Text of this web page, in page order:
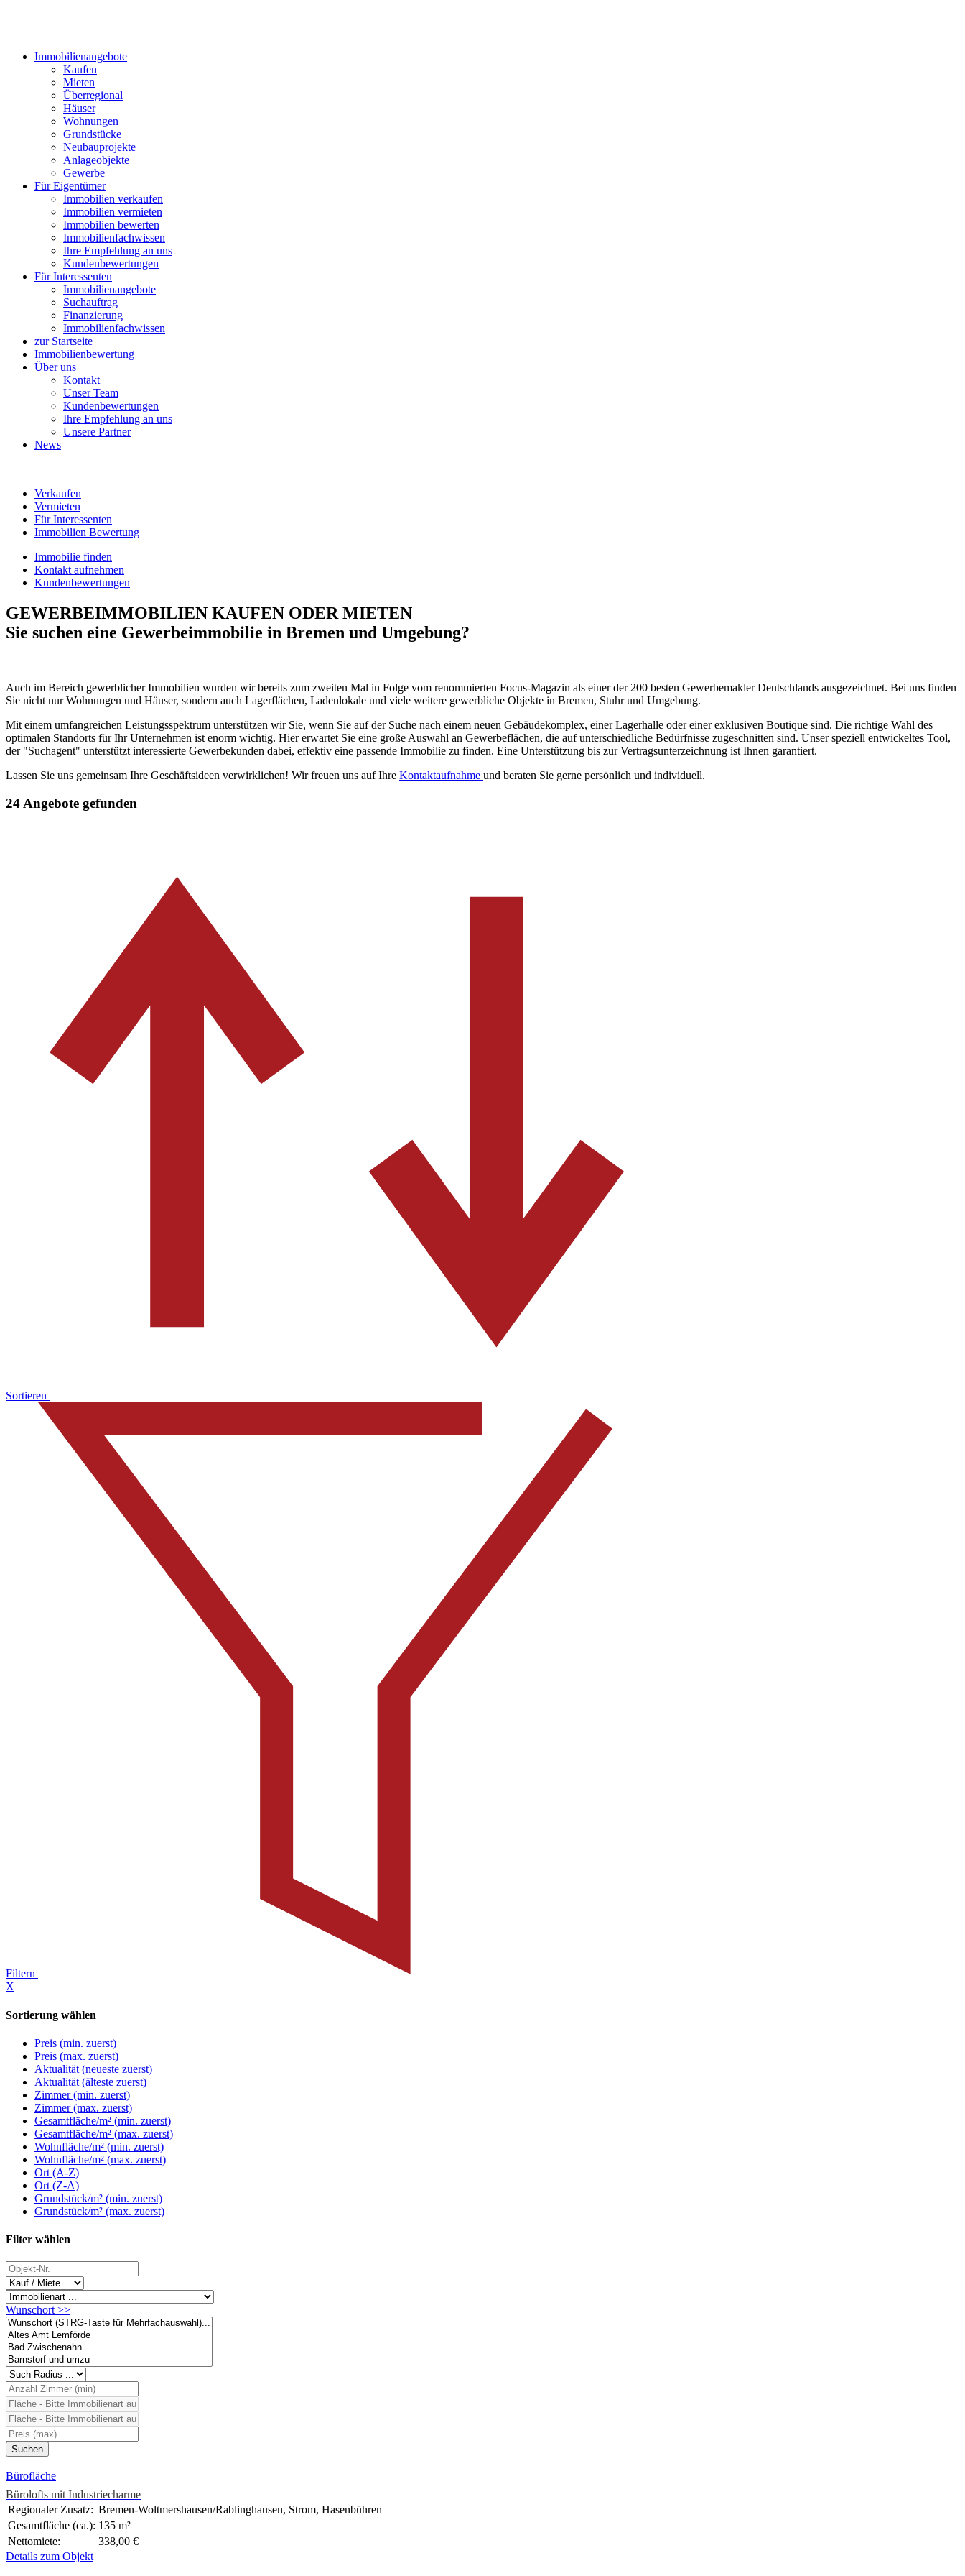
Immobilienangebote
Kaufen
Mieten
Überregional
Häuser
Wohnungen
Grundstücke
Neubauprojekte
Anlageobjekte
Gewerbe
Für Eigentümer
Immobilien verkaufen
Immobilien vermieten
Immobilien bewerten
Immobilienfachwissen
Ihre Empfehlung an uns
Kundenbewertungen
Für Interessenten
Immobilienangebote
Suchauftrag
Finanzierung
Immobilienfachwissen
zur Startseite
Immobilienbewertung
Über uns
Kontakt
Unser Team
Kundenbewertungen
Ihre Empfehlung an uns
Unsere Partner
News
Verkaufen
Vermieten
Für Interessenten
Immobilien Bewertung
Immobilie finden
Kontakt aufnehmen
Kundenbewertungen
GEWERBEIMMOBILIEN KAUFEN ODER MIETEN
Sie suchen eine Gewerbeimmobilie in Bremen und Umgebung?
Auch im Bereich gewerblicher Immobilien wurden wir bereits zum zweiten Mal in Folge vom renommierten Focus-Magazin als einer der 200 besten Gewerbemakler Deutschlands ausgezeichnet. Bei uns finden
Sie nicht nur Wohnungen und Häuser, sondern auch Lagerflächen, Ladenlokale und viele weitere gewerbliche Objekte in Bremen, Stuhr und Umgebung.
Mit einem umfangreichen Leistungsspektrum unterstützen wir Sie, wenn Sie auf der Suche nach einem neuen Gebäudekomplex, einer Lagerhalle oder einer exklusiven Boutique sind. Die richtige Wahl des
optimalen Standorts für Ihr Unternehmen ist enorm wichtig. Hier erwartet Sie eine große Auswahl an Gewerbeflächen, die auf unterschiedliche Bedürfnisse zugeschnitten sind. Unser speziell entwickeltes Tool,
der "Suchagent" unterstützt interessierte Gewerbekunden dabei, effektiv eine passende Immobilie zu finden. Eine Unterstützung bis zur Vertragsunterzeichnung ist Ihnen garantiert.
Lassen Sie uns gemeinsam Ihre Geschäftsideen verwirklichen! Wir freuen uns auf Ihre Kontaktaufnahme und beraten Sie gerne persönlich und individuell.
24 Angebote gefunden
Sortieren
Filtern
X
Sortierung wählen
Preis (min. zuerst)
Preis (max. zuerst)
Aktualität (neueste zuerst)
Aktualität (älteste zuerst)
Zimmer (min. zuerst)
Zimmer (max. zuerst)
Gesamtfläche/m² (min. zuerst)
Gesamtfläche/m² (max. zuerst)
Wohnfläche/m² (min. zuerst)
Wohnfläche/m² (max. zuerst)
Ort (A-Z)
Ort (Z-A)
Grundstück/m² (min. zuerst)
Grundstück/m² (max. zuerst)
Filter wählen
Wunschort >>
Bürofläche
Bürolofts mit Industriecharme
Regionaler Zusatz: Bremen-Woltmershausen/Rablinghausen, Strom, Hasenbühren
Gesamtfläche (ca.): 135 m²
Nettomiete:
338,00 €
Details zum Objekt